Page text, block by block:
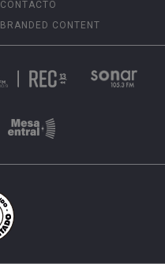
CONTACTO
BRANDED CONTENT